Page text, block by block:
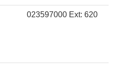
023597000 Ext: 620